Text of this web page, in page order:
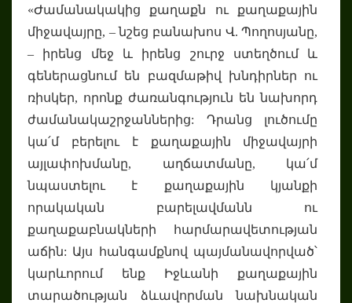
«Ժամանակակից քաղաքն ու քաղաքային
միջավայրը, – նշեց բանախոս Վ. Պողոսյանը,
– իրենց մեջ և իրենց շուրջ ստեղծում և
գեներացնում են բազմաթիվ խնդիրներ ու
ռիսկեր, որոնք ժառանգություն են նախորդ
ժամանակաշրջաններից: Դրանց լուծումը
կա՛մ բերելու է քաղաքային միջավայրի
այլափոխմանը, աղճատմանը, կա՛մ
նպաստելու է քաղաքային կյանքի
որակական բարելավմանն ու
քաղաքաբնակների հարմարավետության
աճին: Այս հանգամքնով պայմանավորված՝
կարևորում ենք Իջևանի քաղաքային
տարածության ձևավորման նախնական